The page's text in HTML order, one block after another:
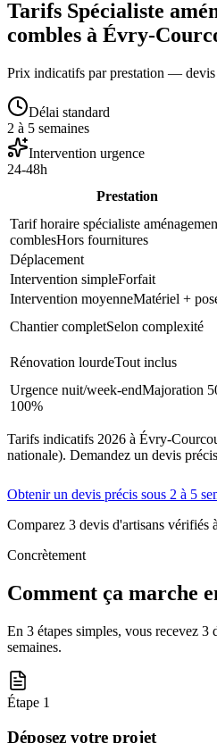
Tarifs Spécialiste
combles à Évry-
Prix indicatifs par prestation — devis
Délai standard
2 à 5 semaines
Intervention urgence
24-48h
Prestation
Tarif horaire spécialiste
comblesHors fournitures
Déplacement
Intervention simpleForfait
Intervention moyenneMatériel +
Chantier completSelon complexité
Rénovation lourdeTout inclus
Urgence nuit/week-endMajoration
100%
Tarifs indicatifs 2026 à Évry-
nationale). Demandez un devis
Obtenir un devis précis sous 2 à 5
Comparez 3 devis d'artisans vérifiés à
Concrètement
Comment ça marche
En 3 étapes simples, vous recevez 3
semaines.
Étape 1
Déposez votre projet